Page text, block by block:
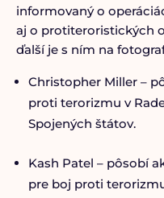
informovaný o
aj o protiteroristických
ďalší je s ním na
Christopher Miller –
proti terorizmu v
Spojených štátov.
Kash Patel – pôsobí
pre boj proti